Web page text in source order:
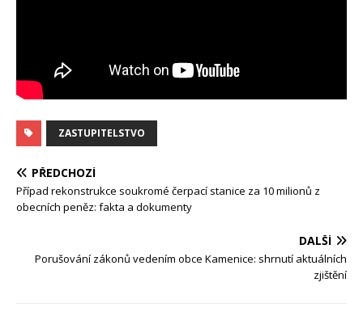
ZASTUPITELSTVO
PŘEDCHOZÍ
Případ rekonstrukce soukromé čerpací stanice za 10 milionů z
obecních peněz: fakta a dokumenty
DALŠÍ
Porušování zákonů vedením obce Kamenice: shrnutí aktuálních
zjištění